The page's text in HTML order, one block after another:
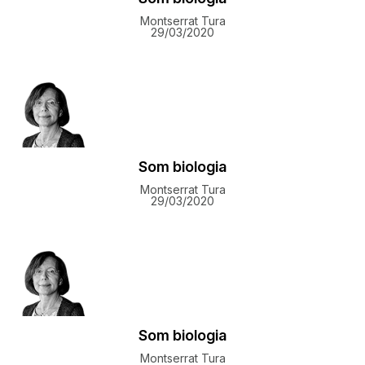
Montserrat Tura
29/03/2020
Som biologia
Montserrat Tura
29/03/2020
Som biologia
Montserrat Tura